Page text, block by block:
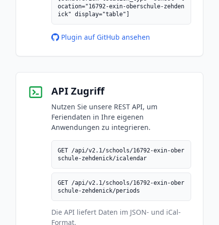
ocation="16792-exin-oberschule-zehden
ick" display="table"]
Plugin auf GitHub ansehen
API Zugriff
Nutzen Sie unsere REST API, um
Feriendaten in Ihre eigenen
Anwendungen zu integrieren.
GET /api/v2.1/schools/16792-exin-ober
schule-zehdenick/icalendar
GET /api/v2.1/schools/16792-exin-ober
schule-zehdenick/periods
Die API liefert Daten im JSON- und iCal-
Format.